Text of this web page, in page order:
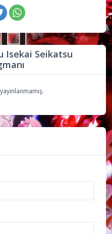
Isekai Seikatsu